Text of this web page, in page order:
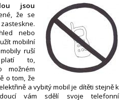
jsou
že se
nebo
mobilní
ruší
to,
o tom, že
a vybitý mobil je dítěti stejně k
vám sdělí svoje telefonní